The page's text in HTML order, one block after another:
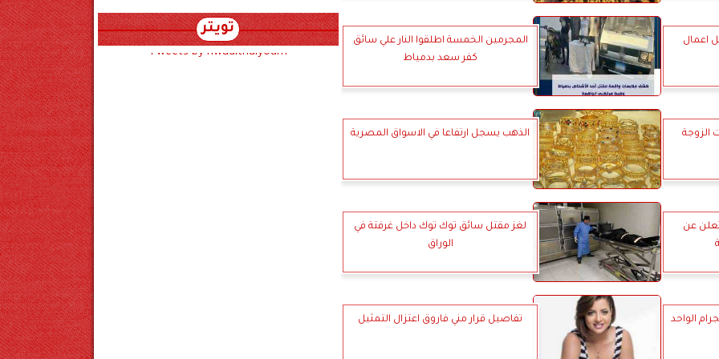
اعمال
المجرمين الخمسة اطلقوا النار علي سائق
كفر سعد بدمياط
الذهب يسجل ارتفاعا في الاسواق المصرية
تعلن عن
لغز مقتل سائق توك توك داخل غرفتة في
الوراق
تفاصيل قرار مني فاروق اعتزال التمثيل
تويتر
Tweets by hwadithalyoum